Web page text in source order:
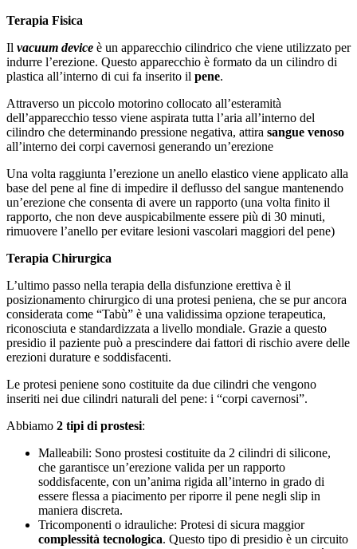
Terapia Fisica
Il vacuum device è un apparecchio cilindrico che viene utilizzato per
indurre l’erezione. Questo apparecchio è formato da un cilindro di
plastica all’interno di cui fa inserito il pene.
Attraverso un piccolo motorino collocato all’esteramità
dell’apparecchio tesso viene aspirata tutta l’aria all’interno del
cilindro che determinando pressione negativa, attira sangue venoso
all’interno dei corpi cavernosi generando un’erezione
Una volta raggiunta l’erezione un anello elastico viene applicato alla
base del pene al fine di impedire il deflusso del sangue mantenendo
un’erezione che consenta di avere un rapporto (una volta finito il
rapporto, che non deve auspicabilmente essere più di 30 minuti,
rimuovere l’anello per evitare lesioni vascolari maggiori del pene)
Terapia Chirurgica
L’ultimo passo nella terapia della disfunzione erettiva è il
posizionamento chirurgico di una protesi peniena, che se pur ancora
considerata come “Tabù” è una validissima opzione terapeutica,
riconosciuta e standardizzata a livello mondiale. Grazie a questo
presidio il paziente può a prescindere dai fattori di rischio avere delle
erezioni durature e soddisfacenti.
Le protesi peniene sono costituite da due cilindri che vengono
inseriti nei due cilindri naturali del pene: i “corpi cavernosi”.
Abbiamo 2 tipi di prostesi:
Malleabili: Sono prostesi costituite da 2 cilindri di silicone,
che garantisce un’erezione valida per un rapporto
soddisfacente, con un’anima rigida all’interno in grado di
essere flessa a piacimento per riporre il pene negli slip in
maniera discreta.
Tricomponenti o idrauliche: Protesi di sicura maggior
complessità tecnologica. Questo tipo di presidio è un circuito